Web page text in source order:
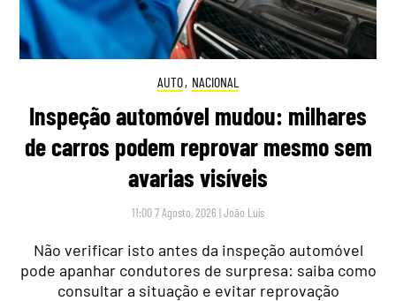
AUTO, NACIONAL
Inspeção automóvel mudou: milhares
de carros podem reprovar mesmo sem
avarias visíveis
11:00 7 Agosto, 2026 |João Luís
Não verificar isto antes da inspeção automóvel
pode apanhar condutores de surpresa: saiba como
consultar a situação e evitar reprovação